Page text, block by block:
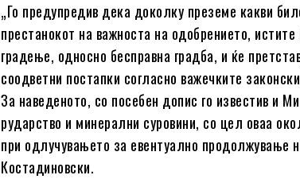
„Го предупредив дека доколку преземе какви
престанокот на важноста на одобрението,
градење, односно бесправна градба, и ќе
соодветни постапки согласно важечките
За наведеното, со посебен допис го известив и
рударство и минерални суровини, со цел оваа
при одлучувањето за евентуално продолжување
Костадиновски.